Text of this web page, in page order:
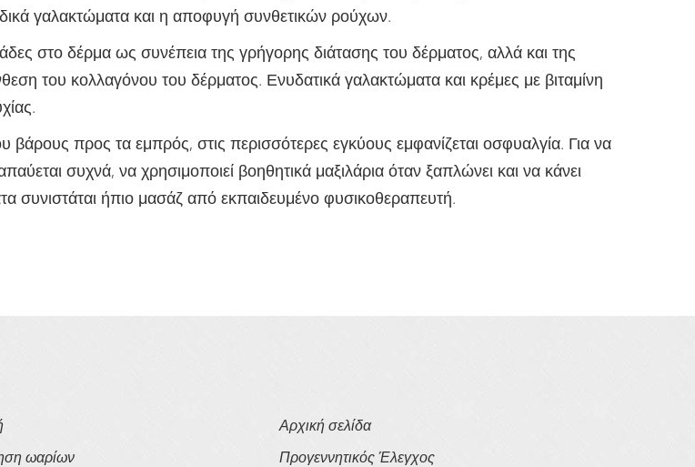
γαλακτώματα και η αποφυγή συνθετικών ρούχων.
στο δέρμα ως συνέπεια της γρήγορης διάτασης του δέρματος, αλλά και της
του κολλαγόνου του δέρματος. Ενυδατικά γαλακτώματα και κρέμες με βιταμίνη
βάρους προς τα εμπρός, στις περισσότερες εγκύους εμφανίζεται οσφυαλγία. Για να
συχνά, να χρησιμοποιεί βοηθητικά μαξιλάρια όταν ξαπλώνει και να κάνει
συνιστάται ήπιο μασάζ από εκπαιδευμένο φυσικοθεραπευτή.
ωαρίων
Αρχική σελίδα
Προγεννητικός Έλεγχος